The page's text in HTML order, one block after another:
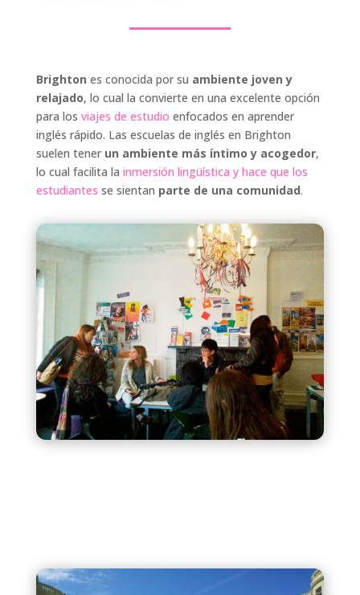
Brighton es conocida por su ambiente joven y
relajado, lo cual la convierte en una excelente opción
para los viajes de estudio enfocados en aprender
inglés rápido. Las escuelas de inglés en Brighton
suelen tener un ambiente más íntimo y acogedor,
lo cual facilita la inmersión lingüística y hace que los
estudiantes se sientan parte de una comunidad.